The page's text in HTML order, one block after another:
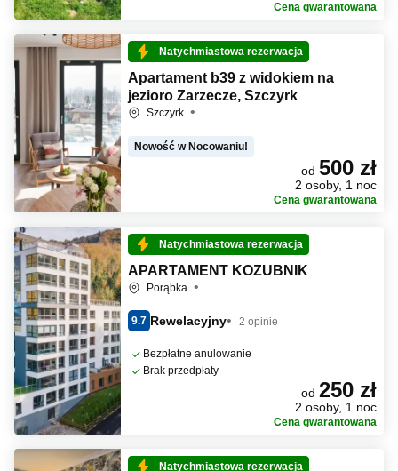
Cena gwarantowana
Natychmiastowa rezerwacja
Apartament b39 z widokiem na
jezioro Zarzecze, Szczyrk
Szczyrk
Nowość w Nocowaniu!
od 500 zł
2 osoby, 1 noc
Cena gwarantowana
Natychmiastowa rezerwacja
APARTAMENT KOZUBNIK
Porąbka
9.7 Rewelacyjny 2 opinie
Bezpłatne anulowanie
Brak przedpłaty
od 250 zł
2 osoby, 1 noc
Cena gwarantowana
Natychmiastowa rezerwacja